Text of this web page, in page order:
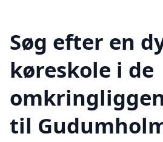
Søg efter en
køreskole i de
til